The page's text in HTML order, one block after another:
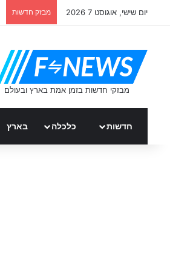
יום שישי, אוגוסט 7 2026 מבזק חדשות
חדשות כלכלה בארץ